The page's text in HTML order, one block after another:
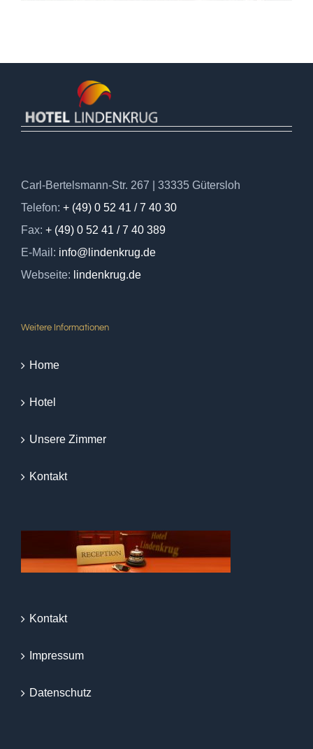
Carl-Bertelsmann-Str. 267 | 33335 Gütersloh
Telefon: + (49) 0 52 41 / 7 40 30
Fax: + (49) 0 52 41 / 7 40 389
E-Mail: info@lindenkrug.de
Webseite: lindenkrug.de
Weitere Informationen
Home
Hotel
Unsere Zimmer
Kontakt
Kontakt
Impressum
Datenschutz